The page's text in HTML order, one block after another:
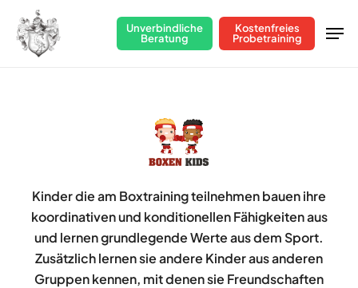
main
Unverbindliche
Beratung
Kostenfreies
Probetraining
Kinder die am Boxtraining teilnehmen bauen ihre
koordinativen und konditionellen Fähigkeiten aus
und lernen grundlegende Werte aus dem Sport.
Zusätzlich lernen sie andere Kinder aus anderen
Gruppen kennen, mit denen sie Freundschaften